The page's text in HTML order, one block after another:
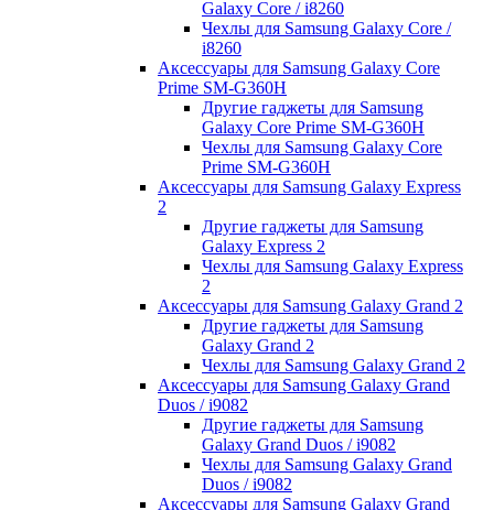
Galaxy Core / i8260
Чехлы для Samsung Galaxy Core /
i8260
Аксессуары для Samsung Galaxy Core
Prime SM-G360H
Другие гаджеты для Samsung
Galaxy Core Prime SM-G360H
Чехлы для Samsung Galaxy Core
Prime SM-G360H
Аксессуары для Samsung Galaxy Express
2
Другие гаджеты для Samsung
Galaxy Express 2
Чехлы для Samsung Galaxy Express
2
Аксессуары для Samsung Galaxy Grand 2
Другие гаджеты для Samsung
Galaxy Grand 2
Чехлы для Samsung Galaxy Grand 2
Аксессуары для Samsung Galaxy Grand
Duos / i9082
Другие гаджеты для Samsung
Galaxy Grand Duos / i9082
Чехлы для Samsung Galaxy Grand
Duos / i9082
Аксессуары для Samsung Galaxy Grand